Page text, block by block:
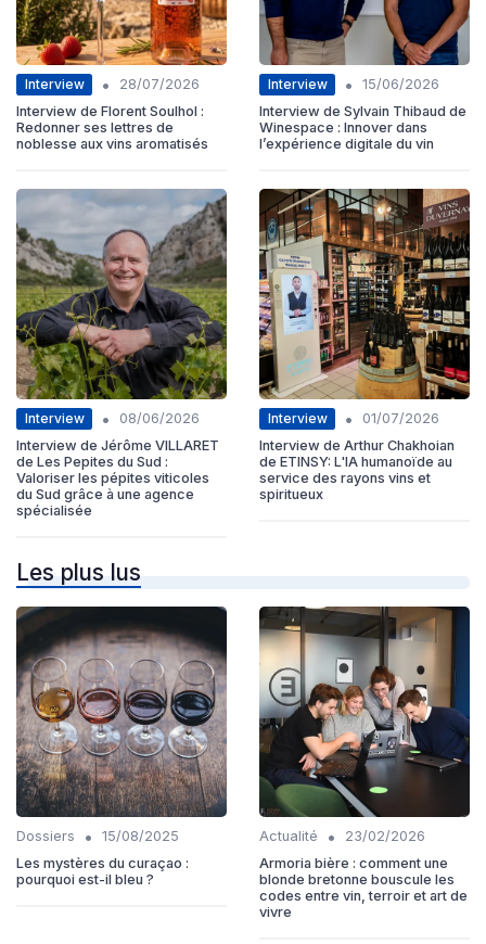
Interview •
28/07/2026
Interview de Florent Soulhol :
Redonner ses lettres de
noblesse aux vins aromatisés
Interview •
15/06/2026
Interview de Sylvain Thibaud de
Winespace : Innover dans
l’expérience digitale du vin
Interview •
08/06/2026
Interview de Jérôme VILLARET
de Les Pepites du Sud :
Valoriser les pépites viticoles
du Sud grâce à une agence
spécialisée
Interview •
01/07/2026
Interview de Arthur Chakhoian
de ETINSY: L'IA humanoïde au
service des rayons vins et
spiritueux
Les plus lus
Dossiers •
15/08/2025
Les mystères du curaçao :
pourquoi est-il bleu ?
Actualité •
23/02/2026
Armoria bière : comment une
blonde bretonne bouscule les
codes entre vin, terroir et art de
vivre